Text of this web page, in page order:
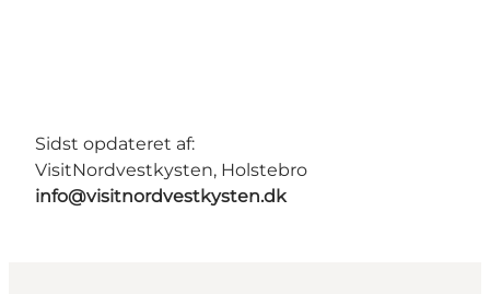
Sidst opdateret af:
VisitNordvestkysten, Holstebro
info@visitnordvestkysten.dk